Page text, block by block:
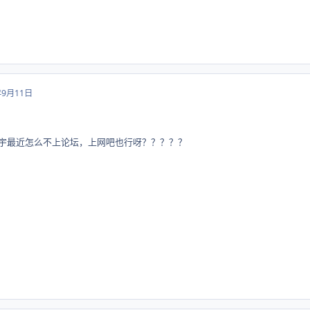
月11日
最近怎么不上论坛，上网吧也行呀？？？？？